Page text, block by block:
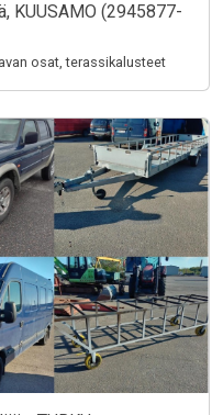
KUUSAMO (2945877-
osat, terassikalusteet